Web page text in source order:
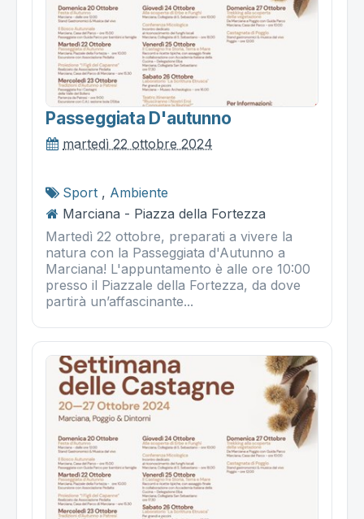
Passeggiata D'autunno
martedì 22 ottobre 2024
Sport , Ambiente
Marciana - Piazza della Fortezza
Martedì 22 ottobre, preparati a vivere la
natura con la Passeggiata d'Autunno a
Marciana! L'appuntamento è alle ore 10:00
presso il Piazzale della Fortezza, da dove
partirà un’affascinante...